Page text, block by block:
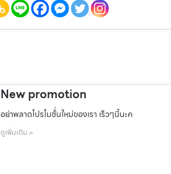
New promotion
อย่าพลาดโปรโมชั้่นใหม่ของเรา เร็วๆนี้นะค
ดูเพิ่มเติม »